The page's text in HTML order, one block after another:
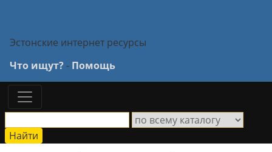
Эстонские интернет ресурсы
Что ищут?- Помощь